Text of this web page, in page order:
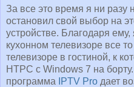
За все это время я ни разу
остановил свой выбор на
устройстве. Благодаря
кухонном телевизоре все
телевизоре в гостиной, к
HTPC с Windows 7 на
программа
IPTV Pro дает